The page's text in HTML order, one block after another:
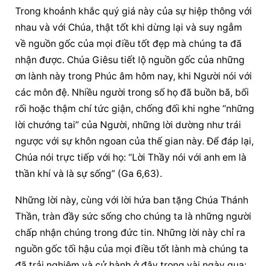
Trong khoảnh khắc quý giá này của sự hiệp thông với
nhau và với Chúa, thật tốt khi dừng lại và suy ngẫm
về nguồn gốc của mọi điều tốt đẹp mà chúng ta đã
nhận được. Chúa Giêsu tiết lộ nguồn gốc của những
ơn lành này trong Phúc âm hôm nay, khi Người nói với
các môn đệ. Nhiều người trong số họ đã buồn bã, bối
rối hoặc thậm chí tức giận, chống đối khi nghe “những
lời chướng tai” của Người, những lời dường như trái
ngược với sự khôn ngoan của thế gian này. Để đáp lại,
Chúa nói trực tiếp với họ: “Lời Thầy nói với anh em là
thần khí và là sự sống” (Ga 6,63).
Những lời này, cùng với lời hứa ban tặng Chúa Thánh
Thần, tràn đầy sức sống cho chúng ta là những người
chấp nhận chúng trong đức tin. Những lời này chỉ ra
nguồn gốc tối hậu của mọi điều tốt lành mà chúng ta